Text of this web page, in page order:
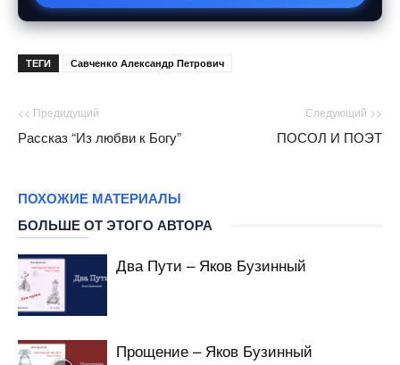
ТЕГИ Савченко Александр Петрович
<< Предидущий
Рассказ “Из любви к Богу”
Следующий >>
ПОСОЛ И ПОЭТ
ПОХОЖИЕ МАТЕРИАЛЫ
БОЛЬШЕ ОТ ЭТОГО АВТОРА
Два Пути – Яков Бузинный
Прощение – Яков Бузинный